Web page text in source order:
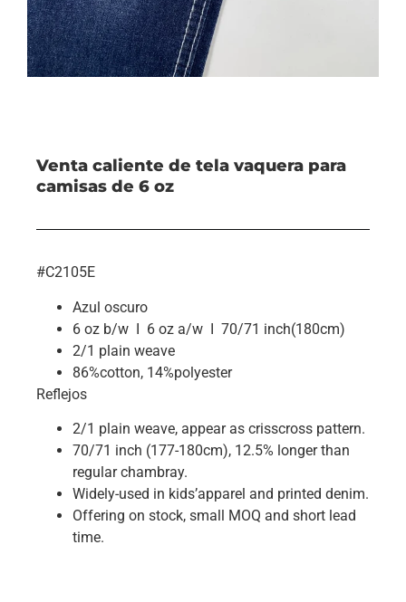
Venta caliente de tela vaquera para
camisas de 6 oz
#C2105E
Azul oscuro
6 oz b/w I 6 oz a/w I 70/71 inch(180cm)
2/1 plain weave
86%cotton, 14%polyester
Reflejos
2/1 plain weave, appear as crisscross pattern.
70/71 inch (177-180cm), 12.5% longer than
regular chambray.
Widely-used in kids’apparel and printed denim.
Offering on stock, small MOQ and short lead
time.